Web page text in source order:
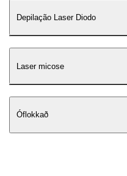
Depilação Laser Diodo
Laser micose
Óflokkað